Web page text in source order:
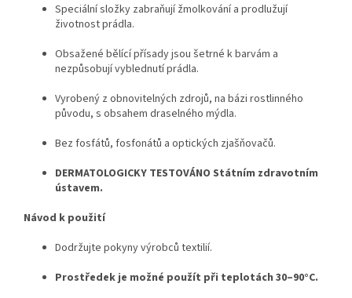
Speciální složky zabraňují žmolkování a prodlužují
životnost prádla.
Obsažené bělící přísady jsou šetrné k barvám a
nezpůsobují vyblednutí prádla.
Vyrobený z obnovitelných zdrojů, na bázi rostlinného
původu, s obsahem draselného mýdla.
Bez fosfátů, fosfonátů a optických zjašňovačů.
DERMATOLOGICKY TESTOVÁNO Státním zdravotním
ústavem.
Návod k použití
Dodržujte pokyny výrobců textilií.
Prostředek je možné použít při teplotách 30–90°C.